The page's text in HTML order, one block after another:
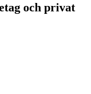
och privat